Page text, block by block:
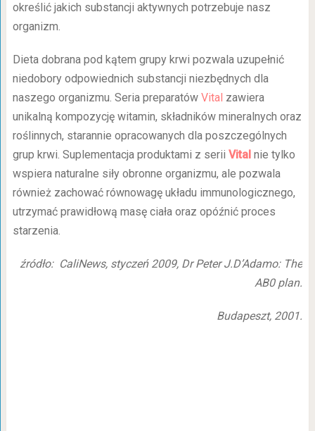
określić jakich substancji aktywnych potrzebuje nasz
organizm.
Dieta dobrana pod kątem grupy krwi pozwala uzupełnić
niedobory odpowiednich substancji niezbędnych dla
naszego organizmu. Seria preparatów Vital zawiera
unikalną kompozycję witamin, składników mineralnych oraz
roślinnych, starannie opracowanych dla poszczególnych
grup krwi. Suplementacja produktami z serii Vital nie tylko
wspiera naturalne siły obronne organizmu, ale pozwala
również zachować równowagę układu immunologicznego,
utrzymać prawidłową masę ciała oraz opóźnić proces
starzenia.
źródło: CaliNews, styczeń 2009, Dr Peter J.D’Adamo: The
AB0 plan.
Budapeszt, 2001.